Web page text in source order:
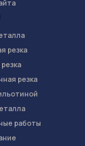
резка
резка
работы